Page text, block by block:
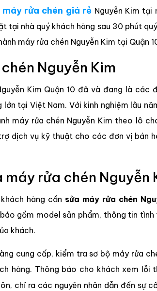
máy rửa chén giá rẻ Nguyễn Kim tại
tại nhà quý khách hàng sau 30 phút
máy rửa chén Nguyễn Kim tại Quận
Nguyễn Kim
Kim Quận 10 đã và đang là
lớn tại Việt Nam. Với kinh nghiệm lâu
máy rửa chén Nguyễn Kim theo lô
dịch vụ kỹ thuật cho các đơn vị bán
máy rửa chén Nguyễn
hàng cần sửa máy rửa chén
gồm model sản phẩm, thông tin
khách.
cung cấp, kiểm tra sơ bộ máy rửa
hàng. Thông báo cho khách xem lỗi
chỉ ra các nguyên nhân dẫn đến sự